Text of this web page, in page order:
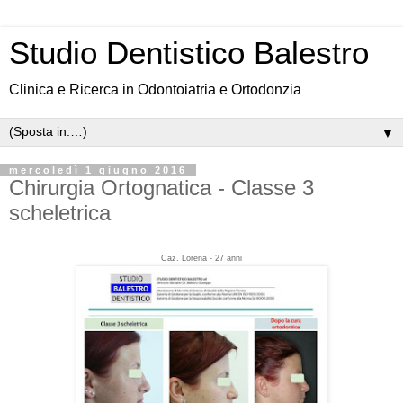
Studio Dentistico Balestro
Clinica e Ricerca in Odontoiatria e Ortodonzia
▼
mercoledì 1 giugno 2016
Chirurgia Ortognatica - Classe 3
scheletrica
Caz. Lorena - 27 anni